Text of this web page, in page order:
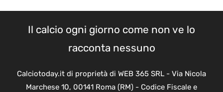
Il calcio ogni giorno come non ve lo
racconta nessuno
Calciotoday.it di proprietà di WEB 365 SRL - Via Nicola
Marchese 10, 00141 Roma (RM) - Codice Fiscale e